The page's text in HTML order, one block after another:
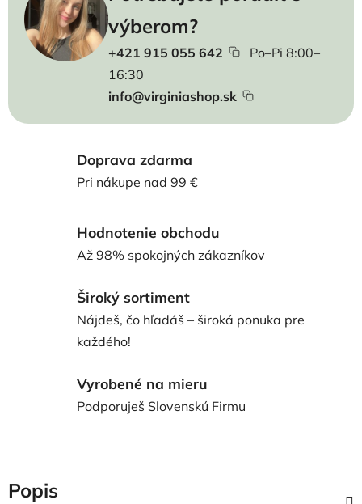
výberom?
+421 915 055 642
Po–Pi 8:00–
16:30
info@virginiashop.sk
Doprava zdarma
Pri nákupe nad 99 €
Hodnotenie obchodu
Až 98% spokojných zákazníkov
Široký sortiment
Nájdeš, čo hľadáš – široká ponuka pre
každého!
Vyrobené na mieru
Podporuješ Slovenskú Firmu
Popis